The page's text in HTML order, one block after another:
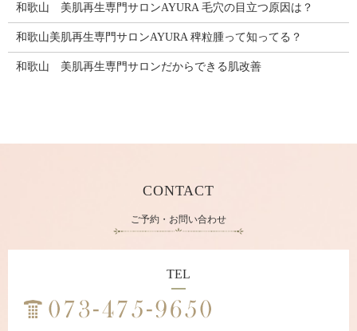
和歌山 美肌再生専門サロンAYURA 毛穴の目立つ原因は？
和歌山美肌再生専門サロンAYURA 稗粒腫って知ってる？
和歌山 美肌再生専門サロンだからできる肌改善
CONTACT
ご予約・お問い合わせ
TEL